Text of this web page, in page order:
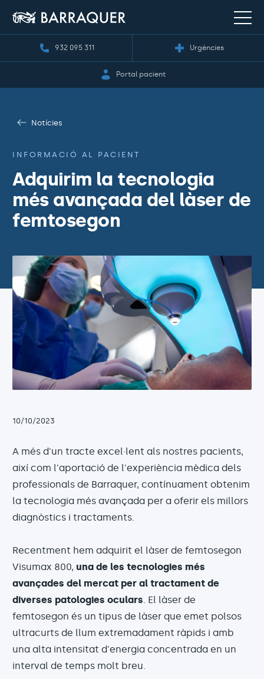
932 095 311 Urgències
Portal pacient
Notícies
INFORMACIÓ AL PACIENT
Adquirim la tecnologia
més avançada del làser de
femtosegon
10/10/2023
A més d'un tracte excel·lent als nostres pacients,
així com l'aportació de l'experiència mèdica dels
professionals de Barraquer, contínuament obtenim
la tecnologia més avançada per a oferir els millors
diagnòstics i tractaments.
Recentment hem adquirit el làser de femtosegon
Visumax 800, una de les tecnologies més
avançades del mercat per al tractament de
diverses patologies oculars. El làser de
femtosegon és un tipus de làser que emet polsos
ultracurts de llum extremadament ràpids i amb
una alta intensitat d'energia concentrada en un
interval de temps molt breu.